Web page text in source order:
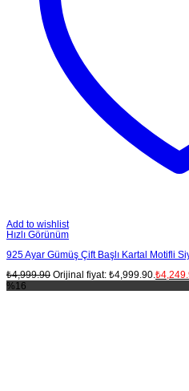
Add to wishlist
Hızlı Görünüm
925 Ayar Gümüş Çift Başlı Kartal Motifli
₺4,999.90 Orijinal fiyat: ₺4,999.90. ₺
%16